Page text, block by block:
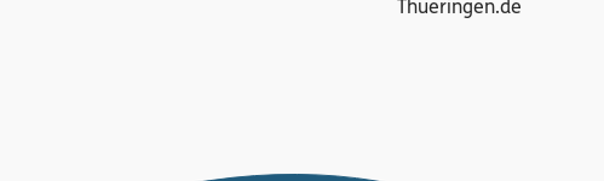
Thueringen.de